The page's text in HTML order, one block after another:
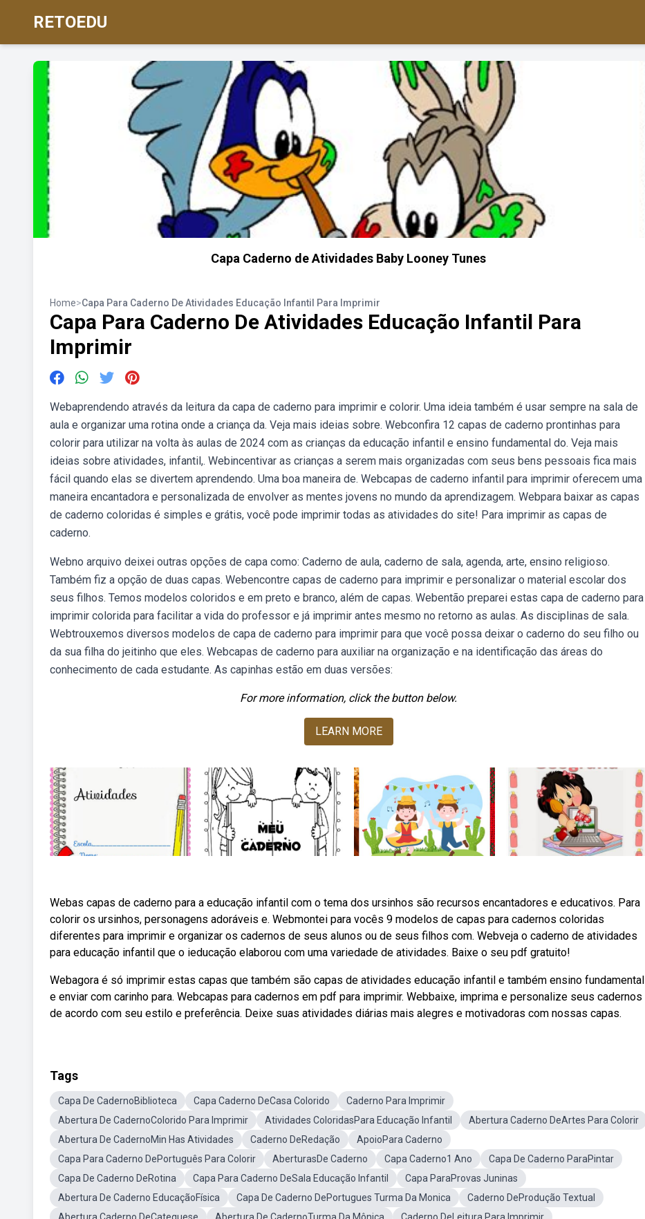
RETOEDU
Capa Caderno de Atividades Baby Looney Tunes
Home>Capa Para Caderno De Atividades Educação Infantil Para Imprimir
Capa Para Caderno De Atividades Educação Infantil Para
Imprimir
Webaprendendo através da leitura da capa de caderno para imprimir e colorir. Uma ideia também é usar sempre na sala de
aula e organizar uma rotina onde a criança da. Veja mais ideias sobre. Webconfira 12 capas de caderno prontinhas para
colorir para utilizar na volta às aulas de 2024 com as crianças da educação infantil e ensino fundamental do. Veja mais
ideias sobre atividades, infantil,. Webincentivar as crianças a serem mais organizadas com seus bens pessoais fica mais
fácil quando elas se divertem aprendendo. Uma boa maneira de. Webcapas de caderno infantil para imprimir oferecem uma
maneira encantadora e personalizada de envolver as mentes jovens no mundo da aprendizagem. Webpara baixar as capas
de caderno coloridas é simples e grátis, você pode imprimir todas as atividades do site! Para imprimir as capas de
caderno.
Webno arquivo deixei outras opções de capa como: Caderno de aula, caderno de sala, agenda, arte, ensino religioso.
Também fiz a opção de duas capas. Webencontre capas de caderno para imprimir e personalizar o material escolar dos
seus filhos. Temos modelos coloridos e em preto e branco, além de capas. Webentão preparei estas capa de caderno para
imprimir colorida para facilitar a vida do professor e já imprimir antes mesmo no retorno as aulas. As disciplinas de sala.
Webtrouxemos diversos modelos de capa de caderno para imprimir para que você possa deixar o caderno do seu filho ou
da sua filha do jeitinho que eles. Webcapas de caderno para auxiliar na organização e na identificação das áreas do
conhecimento de cada estudante. As capinhas estão em duas versões:
For more information, click the button below.
LEARN MORE
Webas capas de caderno para a educação infantil com o tema dos ursinhos são recursos encantadores e educativos. Para
colorir os ursinhos, personagens adoráveis e. Webmontei para vocês 9 modelos de capas para cadernos coloridas
diferentes para imprimir e organizar os cadernos de seus alunos ou de seus filhos com. Webveja o caderno de atividades
para educação infantil que o ieducação elaborou com uma variedade de atividades. Baixe o seu pdf gratuito!
Webagora é só imprimir estas capas que também são capas de atividades educação infantil e também ensino fundamental
e enviar com carinho para. Webcapas para cadernos em pdf para imprimir. Webbaixe, imprima e personalize seus cadernos
de acordo com seu estilo e preferência. Deixe suas atividades diárias mais alegres e motivadoras com nossas capas.
Tags
Capa De CadernoBiblioteca Capa Caderno DeCasa Colorido
Caderno Para Imprimir
Abertura De CadernoColorido Para Imprimir
Atividades ColoridasPara Educação Infantil
Abertura Caderno DeArtes Para Colorir
Abertura De CadernoMin Has Atividades
Caderno DeRedação
ApoioPara Caderno
Capa Para Caderno DePortuguês Para Colorir
AberturasDe Caderno Capa Caderno1 Ano
Capa De Caderno ParaPintar
Capa De Caderno DeRotina
Capa Para Caderno DeSala Educação Infantil
Capa ParaProvas Juninas
Abertura De Caderno EducaçãoFísica
Capa De Caderno DePortugues Turma Da Monica
Caderno DeProdução Textual